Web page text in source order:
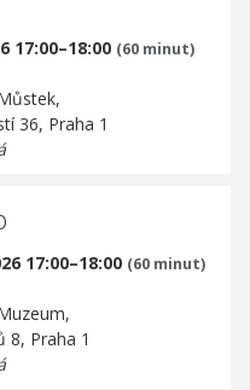
17:00–18:00 (60 minut)
36, Praha 1
17:00–18:00 (60 minut)
8, Praha 1